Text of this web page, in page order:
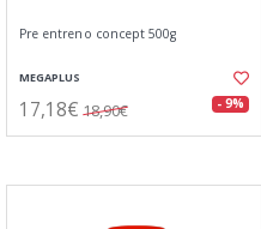
Pre entreno concept 500g
MEGAPLUS
17,18€ 18,90€ - 9%